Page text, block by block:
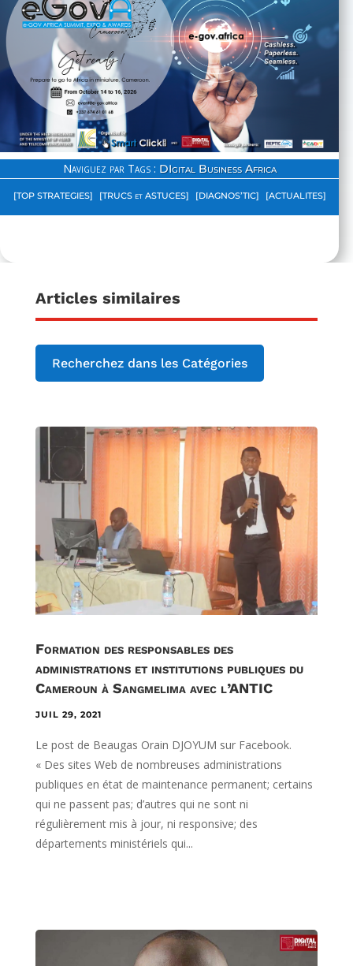
Naviguez par Tags : DIgital Business Africa
[TOP STRATEGIES] [TRUCS et ASTUCES] [DIAGNOS’TIC] [ACTUALITES]
Articles similaires
Recherchez dans les Catégories
Formation des responsables des
administrations et institutions publiques du
Cameroun à Sangmelima avec l’ANTIC
JUIL 29, 2021
Le post de Beaugas Orain DJOYUM sur Facebook.
« Des sites Web de nombreuses administrations
publiques en état de maintenance permanent; certains
qui ne passent pas; d’autres qui ne sont ni
régulièrement mis à jour, ni responsive; des
départements ministériels qui...